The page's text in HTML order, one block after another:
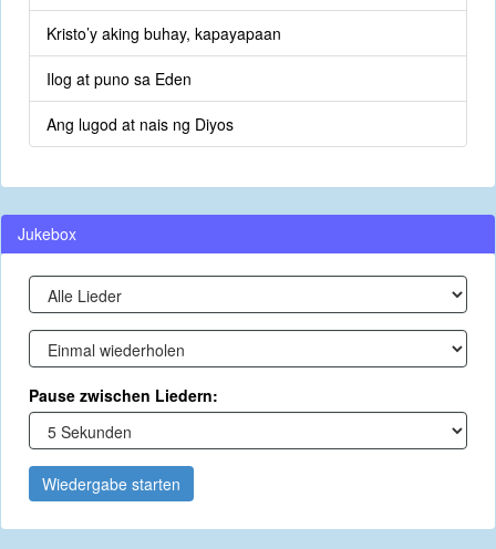
Kristo’y aking buhay, kapayapaan
Ilog at puno sa Eden
Ang lugod at nais ng Diyos
Jukebox
Pause zwischen Liedern:
Wiedergabe starten